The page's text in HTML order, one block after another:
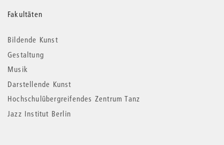
Weitere
Informationen
Fakultäten
Bildende Kunst
Gestaltung
Musik
Darstellende Kunst
Hochschulübergreifendes Zentrum Tanz
Jazz Institut Berlin